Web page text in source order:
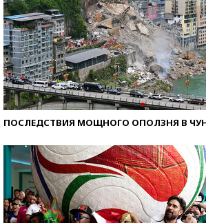
ПОСЛЕДСТВИЯ МОЩНОГО ОПОЛЗНЯ В